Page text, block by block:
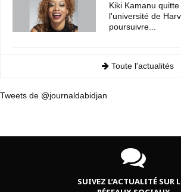
Kiki Kamanu
l'université de
poursuivre...
Toute l'actualités
Tweets de @journaldabidjan
SUIVEZ L’ACTUALITÉ SUR